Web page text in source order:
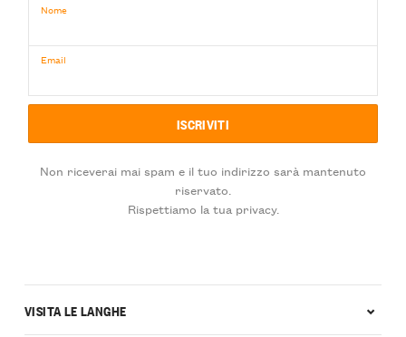
Nome
Email
Non riceverai mai spam e il tuo indirizzo sarà mantenuto
riservato.
Rispettiamo la tua privacy.
VISITA LE LANGHE